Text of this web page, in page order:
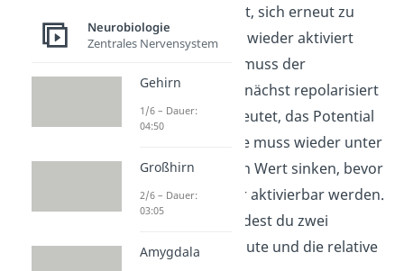
nicht sofort bereit, sich erneut zu
öffnen. Damit sie wieder aktiviert
werden können, muss der
Axonabschnitt zunächst repolarisiert
werden. Das bedeutet, das Potential
in der Nervenzelle muss wieder unter
einen bestimmten Wert sinken, bevor
die Kanäle wieder aktivierbar werden.
Dabei unterscheidest du zwei
Phasen: die absolute und die relative
Neurobiologie
Zentrales Nervensystem
Gehirn
1/6 – Dauer:
04:50
Großhirn
2/6 – Dauer:
03:05
Amygdala